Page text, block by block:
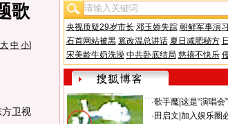
歌
大 中 小]
卫视
央视质疑29岁市长 邓玉娇失踪 朝鲜军事演习
石首网站被黑 篡改温总讲话 夏日减肥秘方
宋美龄牛奶洗澡 中共卧底结局 慈禧不快乐
·歌手魔| 这是“演唱会
· 田启文 加入娱乐圈